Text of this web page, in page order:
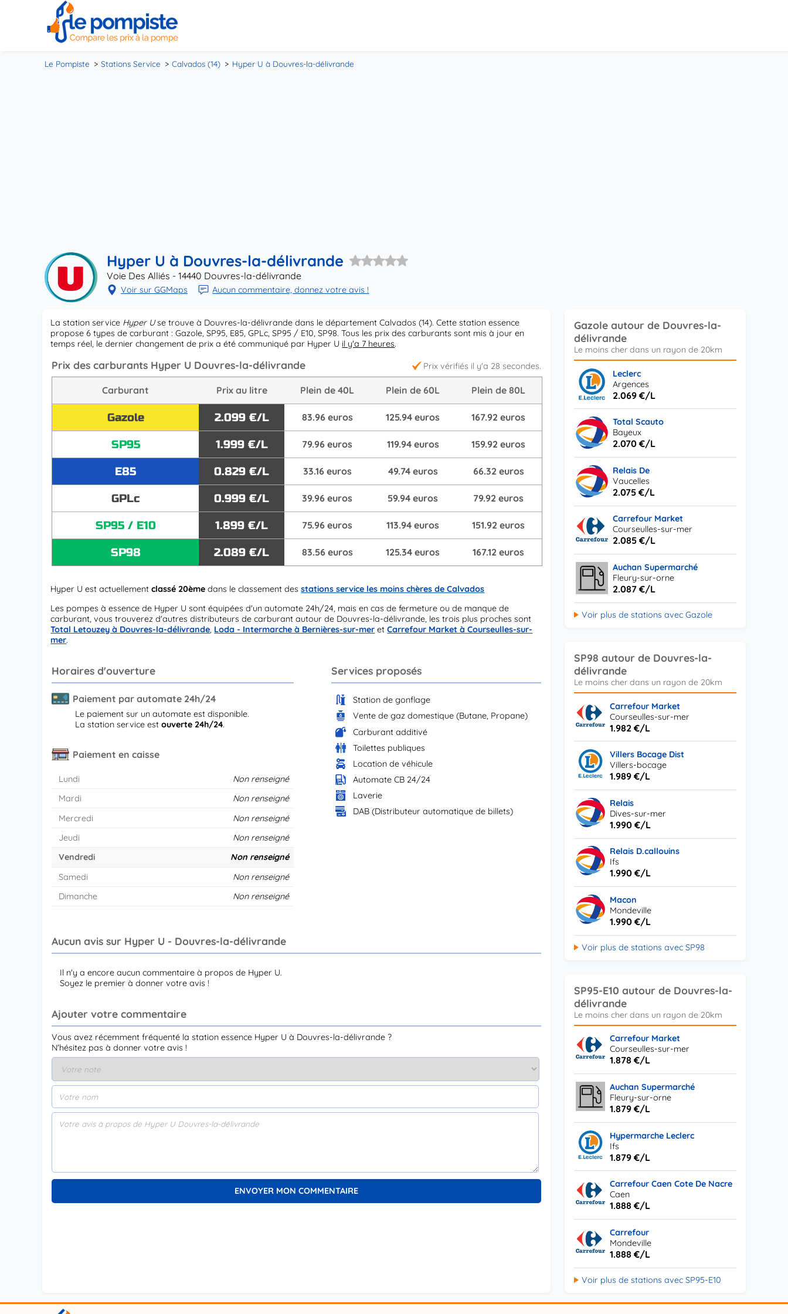
Le Pompiste Stations Service Calvados (14) Hyper U à Douvres-la-délivrande
Hyper U à Douvres-la-délivrande
Voie Des Alliés - 14440 Douvres-la-délivrande
Voir sur GGMaps Aucun commentaire, donnez votre avis !
La station service Hyper Use trouve à Douvres-la-délivrande dans le département Calvados (14). Cette station essence
propose 6 types de carburant : Gazole, SP95, E85, GPLc, SP95 / E10, SP98. Tous les prix des carburants sont mis à jour en
temps réel, le dernier changement de prix a été communiqué par Hyper U il y'a 7 heures.
Prix vérifiés il y'a 28 secondes.
Prix des carburants Hyper U Douvres-la-délivrande
Carburant Prix au litre Plein de 40L Plein de 60L Plein de 80L
Gazole 2.099 €/L 83.96 euros 125.94 euros 167.92 euros
SP95 1.999 €/L 79.96 euros 119.94 euros 159.92 euros
E85 0.829 €/L 33.16 euros 49.74 euros 66.32 euros
GPLc 0.999 €/L 39.96 euros 59.94 euros 79.92 euros
SP95 / E10 1.899 €/L 75.96 euros 113.94 euros 151.92 euros
SP98 2.089 €/L 83.56 euros 125.34 euros 167.12 euros
Hyper U est actuellementclassé 20ème dans le classement desstations service les moins chères de Calvados
Les pompes à essence de Hyper U sont équipées d'un automate 24h/24, mais en cas de fermeture ou de manque de
carburant, vous trouverez d'autres distributeurs de carburant autour de Douvres-la-délivrande, les trois plus proches sont
Total Letouzey à Douvres-la-délivrande, Loda - Intermarche à Bernières-sur-mer etCarrefour Market à Courseulles-sur-
mer.
Horaires d'ouverture
Paiement par automate 24h/24
Le paiement sur un automate est disponible.
La station service est ouverte 24h/24.
Paiement en caisse
Lundi
Non renseigné
Mardi
Non renseigné
Mercredi
Non renseigné
Jeudi
Non renseigné
Vendredi
Non renseigné
Samedi
Non renseigné
Dimanche
Non renseigné
Services proposés
Station de gonflage
Vente de gaz domestique (Butane, Propane)
Carburant additivé
Toilettes publiques
Location de véhicule
Automate CB 24/24
Laverie
DAB (Distributeur automatique de billets)
Aucun avis sur Hyper U - Douvres-la-délivrande
Il n'y a encore aucun commentaire à propos de Hyper U.
Soyez le premier à donner votre avis !
Ajouter votre commentaire
Vous avez récemment fréquenté la station essence Hyper U à Douvres-la-délivrande ?
N'hésitez pas à donner votre avis !
Gazole autour de Douvres-la-
délivrande
Leclerc
Argences
2.069 €/L
Total Scauto
Bayeux
2.070 €/L
Relais De
Vaucelles
2.075 €/L
Carrefour Market
Courseulles-sur-mer
2.085 €/L
Auchan Supermarché
Fleury-sur-orne
2.087 €/L
Voir plus de stations avec Gazole
SP98 autour de Douvres-la-
délivrande
Carrefour Market
Courseulles-sur-mer
1.982 €/L
Villers Bocage Dist
Villers-bocage
1.989 €/L
Relais
Dives-sur-mer
1.990 €/L
Relais D.callouins
Ifs
1.990 €/L
Macon
Mondeville
1.990 €/L
Voir plus de stations avec SP98
SP95-E10 autour de Douvres-la-
délivrande
Carrefour Market
Courseulles-sur-mer
1.878 €/L
Auchan Supermarché
Fleury-sur-orne
1.879 €/L
Hypermarche Leclerc
Ifs
1.879 €/L
Carrefour Caen Cote De Nacre
Caen
1.888 €/L
Carrefour
Mondeville
1.888 €/L
Voir plus de stations avec SP95-E10